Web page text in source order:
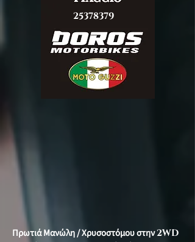
25378379
Πρωτιά Μανώλη / Χρυσοστόμου στην2WD